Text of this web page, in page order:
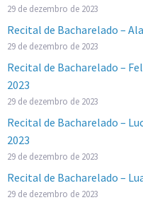
29 de dezembro de 2023
Recital de Bacharelado –
29 de dezembro de 2023
Recital de Bacharelado –
2023
29 de dezembro de 2023
Recital de Bacharelado –
2023
29 de dezembro de 2023
Recital de Bacharelado –
29 de dezembro de 2023